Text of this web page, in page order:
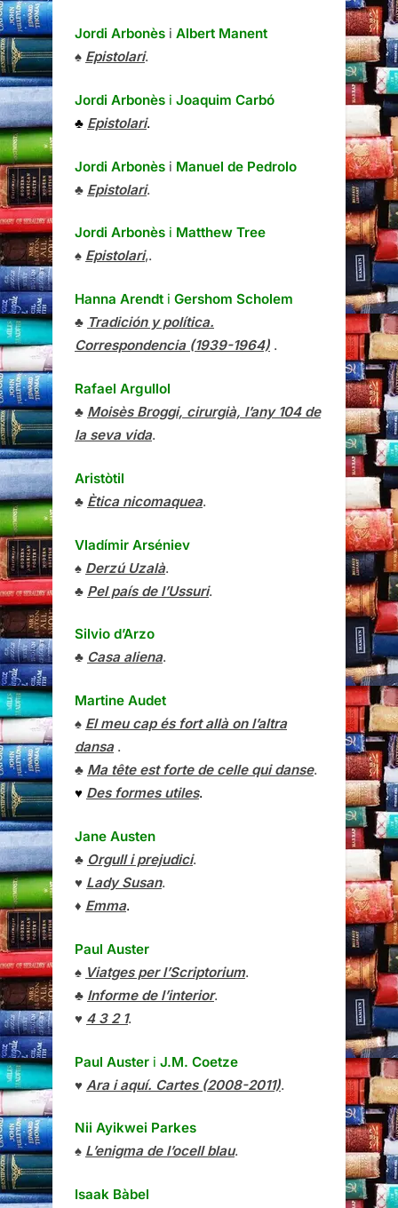
Jordi Arbonès i Albert Manent
♠ Epistolari.
Jordi Arbonès i Joaquim Carbó
♣ Epistolari.
Jordi Arbonès i Manuel de Pedrolo
♣ Epistolari.
Jordi Arbonès i Matthew Tree
♠ Epistolari,.
Hanna Arendt i Gershom Scholem
♣ Tradición y política.
Correspondencia (1939-1964) .
Rafael Argullol
♣ Moisès Broggi, cirurgià, l’any 104 de
la seva vida.
Aristòtil
♣ Ètica nicomaquea.
Vladímir Arséniev
♠ Derzú Uzalà.
♣ Pel país de l’Ussuri.
Silvio d’Arzo
♣ Casa aliena.
Martine Audet
♠ El meu cap és fort allà on l’altra
dansa.
♣ Ma tête est forte de celle qui danse.
♥ Des formes utiles.
Jane Austen
♣ Orgull i prejudici.
♥ Lady Susan.
♦ Emma.
Paul Auster
♠ Viatges per l’Scriptorium.
♣ Informe de l’interior.
♥ 4 3 2 1.
Paul Auster i J.M. Coetze
♥ Ara i aquí. Cartes (2008-2011).
Nii Ayikwei Parkes
♠ L’enigma de l’ocell blau.
Isaak Bàbel